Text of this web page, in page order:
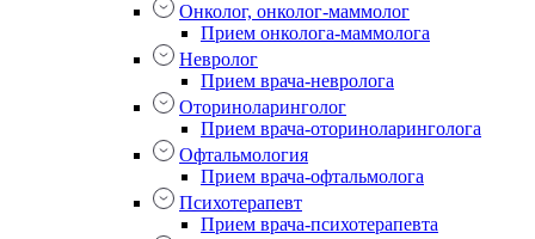
Онколог, онколог-маммолог
Прием онколога-маммолога
Невролог
Прием врача-невролога
Оториноларинголог
Прием врача-оториноларинголога
Офтальмология
Прием врача-офтальмолога
Психотерапевт
Прием врача-психотерапевта